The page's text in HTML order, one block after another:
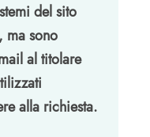
del sito
ma sono
al titolare
alla richiesta.